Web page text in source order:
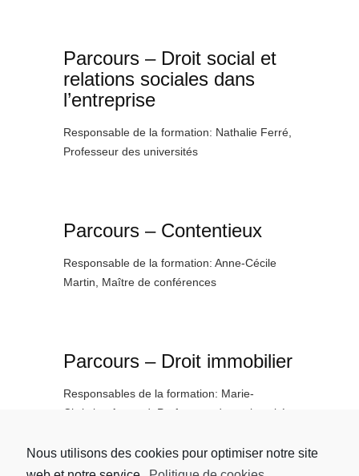
Nous utilisons des cookies pour optimiser notre site
Parcours – Droit social et
relations sociales dans
l’entreprise
Responsable de la formation: Nathalie Ferré,
Professeur des universités
Parcours – Contentieux
Responsable de la formation: Anne-Cécile
Martin, Maître de conférences
Parcours – Droit immobilier
Responsables de la formation: Marie-
Christine Autrand, Professeur des universités